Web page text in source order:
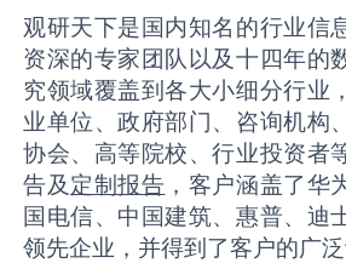
观研天下是国内知名的行业信
资深的专家团队以及十四年的
究领域覆盖到各大小细分行业
业单位、政府部门、咨询机构
协会、高等院校、行业投资者
告及定制报告 ，客户涵盖了华
国电信、中国建筑、惠普、迪
领先企业，并得到了客户的广泛